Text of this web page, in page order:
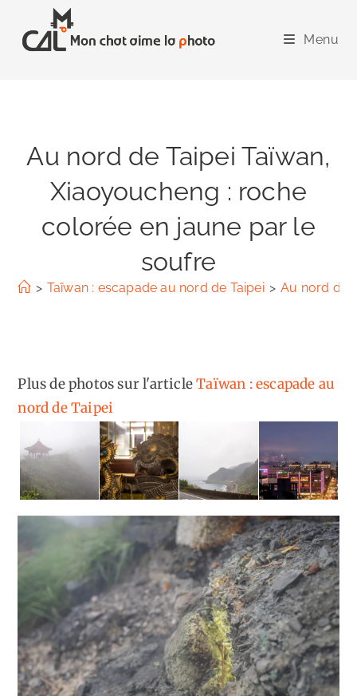
content
Menu
Au nord de Taipei Taïwan,
Xiaoyoucheng : roche
colorée en jaune par le
soufre
> Taïwan : escapade au nord de Taipei > Au nord de
Plus de photos sur l'articleTaïwan : escapade au
nord de Taipei